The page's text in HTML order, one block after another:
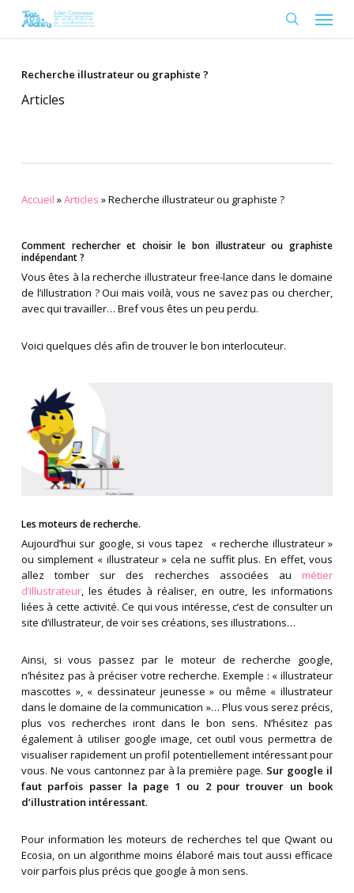
Menu
Recherche illustrateur ou graphiste ?
Articles
Accueil »Articles »Recherche illustrateur ou graphiste ?
Comment rechercher et choisir le bon illustrateur ou graphiste
indépendant ?
Vous êtes à la recherche illustrateur free-lance dans le domaine
de l’illustration ? Oui mais voilà, vous ne savez pas ou chercher,
avec qui travailler… Bref vous êtes un peu perdu.
Voici quelques clés afin de trouver le bon interlocuteur.
Les moteurs de recherche.
Aujourd’hui sur google, si vous tapez « recherche illustrateur »
ou simplement « illustrateur » cela ne suffit plus. En effet, vous
allez tomber sur des recherches associées au métier
d’illustrateur, les études à réaliser, en outre, les informations
liées à cette activité. Ce qui vous intéresse, c’est de consulter un
site d’illustrateur, de voir ses créations, ses illustrations…
Ainsi, si vous passez par le moteur de recherche google,
n’hésitez pas à préciser votre recherche. Exemple : « illustrateur
mascottes », « dessinateur jeunesse » ou même « illustrateur
dans le domaine de la communication »… Plus vous serez précis,
plus vos recherches iront dans le bon sens. N’hésitez pas
également à utiliser google image, cet outil vous permettra de
visualiser rapidement un profil potentiellement intéressant pour
vous. Ne vous cantonnez par à la première page. Sur google il
faut parfois passer la page 1 ou 2 pour trouver un book
d’illustration intéressant.
Pour information les moteurs de recherches tel que Qwant ou
Ecosia, on un algorithme moins élaboré mais tout aussi efficace
voir parfois plus précis que google à mon sens.